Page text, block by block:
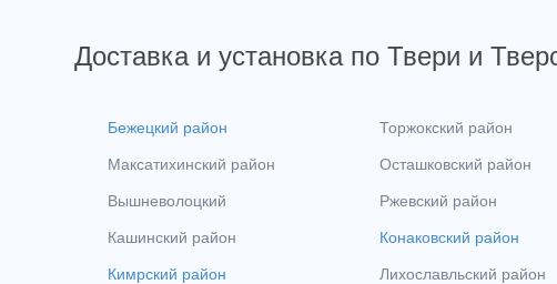
Доставка и установка по Твери и
Бежецкий район
Максатихинский район
Вышневолоцкий
Кашинский район
Кимрский район
Торжокский район
Осташковский район
Ржевский район
Конаковский район
Лихославльский район